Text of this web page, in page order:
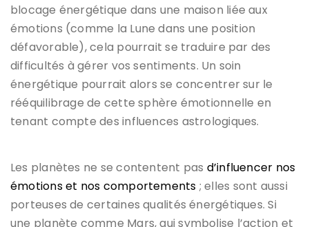
blocage énergétique dans une maison liée aux
émotions (comme la Lune dans une position
défavorable), cela pourrait se traduire par des
difficultés à gérer vos sentiments. Un soin
énergétique pourrait alors se concentrer sur le
rééquilibrage de cette sphère émotionnelle en
tenant compte des influences astrologiques.
Les planètes ne se contentent pas d’influencer nos
émotions et nos comportements ; elles sont aussi
porteuses de certaines qualités énergétiques. Si
une planète comme Mars, qui symbolise l’action et